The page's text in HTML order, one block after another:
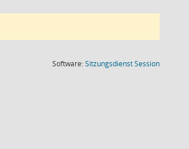
Software:SitzungsdienstSession(Wird in